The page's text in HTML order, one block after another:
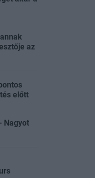
az
előtt
Nagyot